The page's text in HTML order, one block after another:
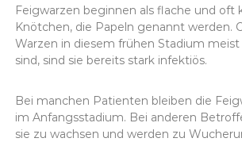
Feigwarzen beginnen als flache und oft
Knötchen, die Papeln genannt werden.
Warzen in diesem frühen Stadium
sind, sind sie bereits stark infektiös.
Bei manchen Patienten bleiben die
im Anfangsstadium. Bei anderen
sie zu wachsen und werden zu